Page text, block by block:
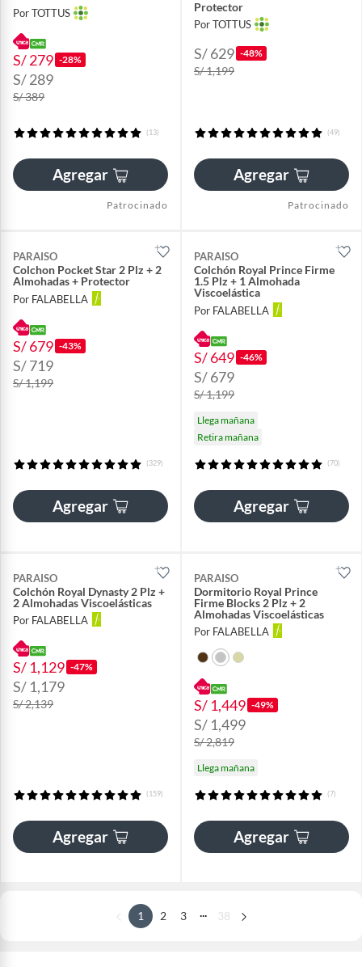
Por TOTTUS
S/ 279 -28%
S/ 289
S/ 389
(13)
Agregar
Patrocinado
Protector
Por TOTTUS
S/ 629 -48%
S/ 1,199
(49)
Agregar
Patrocinado
PARAISO
Colchon Pocket Star 2 Plz + 2
Almohadas + Protector
Por FALABELLA
S/ 679 -43%
S/ 719
S/ 1,199
(329)
Agregar
PARAISO
Colchón Royal Prince Firme
1.5 Plz + 1 Almohada
Viscoelástica
Por FALABELLA
S/ 649 -46%
S/ 679
S/ 1,199
Llega mañana
Retira mañana
(70)
Agregar
PARAISO
Colchón Royal Dynasty 2 Plz +
2 Almohadas Viscoelásticas
Por FALABELLA
S/ 1,129 -47%
S/ 1,179
S/ 2,139
(159)
Agregar
PARAISO
Dormitorio Royal Prince
Firme Blocks 2 Plz + 2
Almohadas Viscoelásticas
Por FALABELLA
S/ 1,449 -49%
S/ 1,499
S/ 2,819
Llega mañana
(7)
Agregar
1 2 3 ... 38